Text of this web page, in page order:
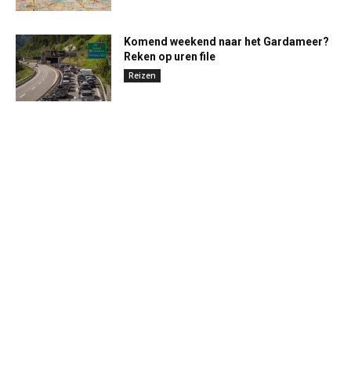
Komend weekend naar het Gardameer?
Reken op uren file
Reizen